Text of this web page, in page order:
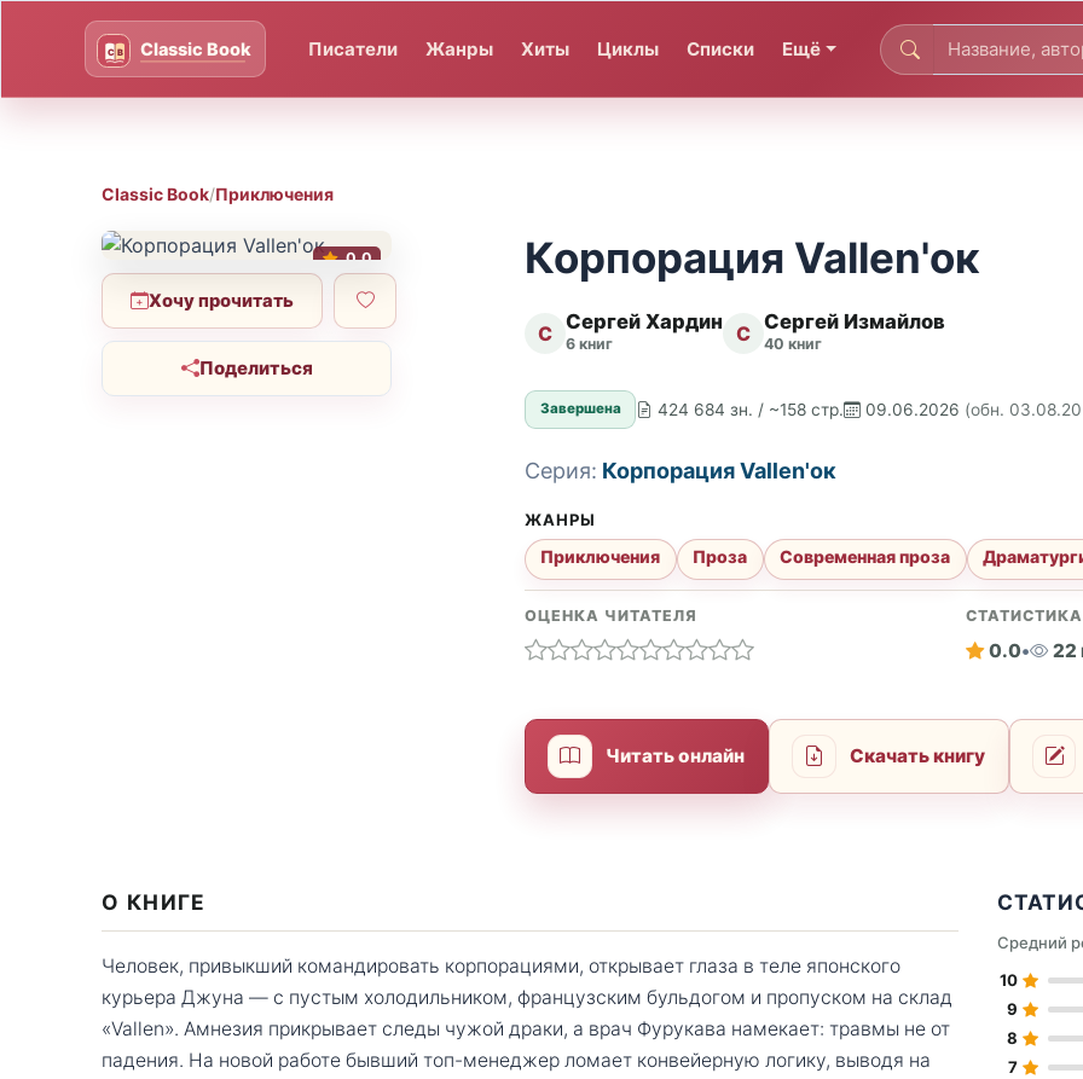
Писатели Жанры Хиты Циклы Списки Ещё
Classic Book/Приключения
0.0
Хочу прочитать
Поделиться
Корпорация Vallen'ок
С Сергей Хардин
6 книг С Сергей Измайлов
40 книг
Завершена 424 684 зн. / ~158 стр. 09.06.2026 (обн.
Серия: Корпорация Vallen'ок
ЖАНРЫ
Приключения Проза Современная проза
ОЦЕНКА ЧИТАТЕЛЯ СТАТИСТИКА
0.0• 22
Читать онлайн Скачать книгу
О КНИГЕ
Человек, привыкший командировать корпорациями, открывает глаза в теле японского
курьера Джуна — с пустым холодильником, французским бульдогом и пропуском на склад
«Vallen». Амнезия прикрывает следы чужой драки, а врач Фурукава намекает: травмы не от
падения. На новой работе бывший топ-менеджер ломает конвейерную логику, выводя на
Средний
10
9
8
7